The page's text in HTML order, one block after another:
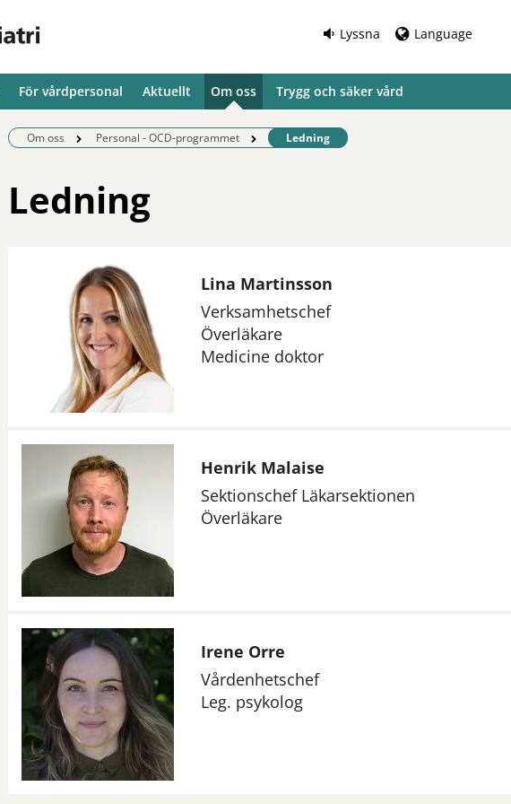
Lyssna Language
För vårdpersonal Aktuellt Om oss Trygg och säker vård
Om oss Personal - OCD-programmet Befintlig sida:
Ledning
Ledning
Lina Martinsson
Verksamhetschef
Överläkare
Medicine doktor
Henrik Malaise
Sektionschef Läkarsektionen
Överläkare
Irene Orre
Vårdenhetschef
Leg. psykolog